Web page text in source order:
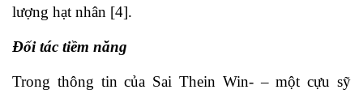
lượng hạt nhân [4].
Đối tác tiềm năng
Trong thông tin của Sai Thein Win- – một cựu sỹ